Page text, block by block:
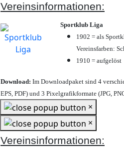
Vereinsinformationen:
Sportklub Liga
1902 = als
Vereinsfarben:
1910 = aufgelöst
Download: Im Downloadpaket sind 4
EPS, PDF) und 3 Pixelgrafikformate (JPG,
×
×
Vereinsinformationen: